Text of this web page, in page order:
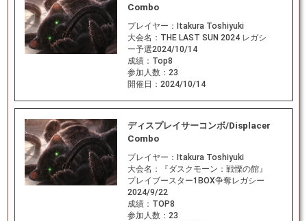
Combo
プレイヤー： Itakura Toshiyuki
大会名： THE LAST SUN 2024 レガシ
ー予選2024/10/14
成績： Top8
参加人数： 23
開催日： 2024/10/14
ディスプレイサーコンボ/Displacer
Combo
プレイヤー： Itakura Toshiyuki
大会名：
『ダスクモーン：戦慄の館』
プレイブースター1BOX争奪レガシー
2024/9/22
成績： TOP8
参加人数： 23